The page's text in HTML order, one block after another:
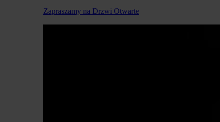
Zapraszamy na Drzwi Otwarte